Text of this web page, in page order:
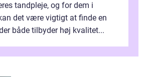
tandpleje, og for dem i
det være vigtigt at finde en
både tilbyder høj kvalitet...